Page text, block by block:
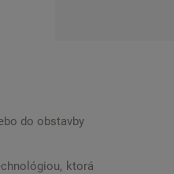
do obstavby
ktorá